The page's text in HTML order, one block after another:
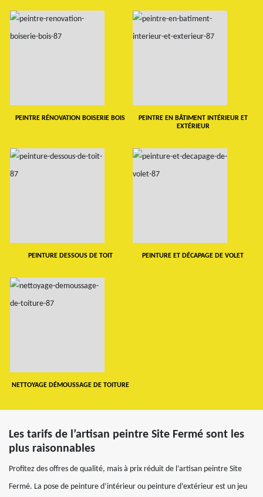
PEINTRE RÉNOVATION BOISERIE BOIS
PEINTRE EN BÂTIMENT INTÉRIEUR ET
EXTÉRIEUR
PEINTURE DESSOUS DE TOIT PEINTURE ET DÉCAPAGE DE VOLET
NETTOYAGE DÉMOUSSAGE DE TOITURE
Les tarifs de l’artisan peintre Site Fermé sont les
plus raisonnables
Profitez des offres de qualité, mais à prix réduit de l’artisan peintre Site
Fermé. La pose de peinture d’intérieur ou peinture d’extérieur est un jeu